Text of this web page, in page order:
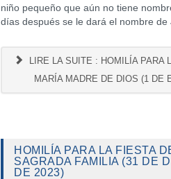
niño pequeño que aún no tiene
días después se le dará el nombre de
LIRE LA SUITE : HOMILÍA PARA
MARÍA MADRE DE DIOS (1 DE
HOMILÍA PARA LA FIESTA
SAGRADA FAMILIA (31 DE
DE 2023)